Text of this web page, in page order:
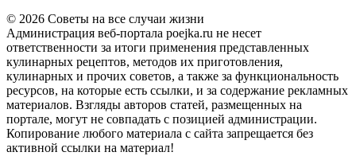
© 2026 Советы на все случаи жизни
Администрация веб-портала poejka.ru не несет
ответственности за итоги применения представленных
кулинарных рецептов, методов их приготовления,
кулинарных и прочих советов, а также за функциональность
ресурсов, на которые есть ссылки, и за содержание рекламных
материалов. Взгляды авторов статей, размещенных на
портале, могут не совпадать с позицией администрации.
Копирование любого материала с сайта запрещается без
активной ссылки на материал!